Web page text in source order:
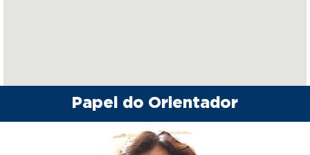
Papel do Orientador